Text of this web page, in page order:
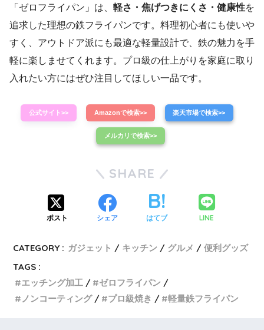
「ゼロフライパン」は、 軽さ・焦げつきにくさ・健康性を
追求した理想の鉄フライパンです。料理初心者にも使いや
すく、アウトドア派にも最適な軽量設計で、鉄の魅力を手
軽に楽しませてくれます。プロ級の仕上がりを家庭に取り
入れたい方にはぜひ注目してほしい一品です。
公式サイト>> Amazonで検索>> 楽天市場で検索>>
メルカリで検索>>
SHARE
ポスト シェア はてブ LINE
CATEGORY : ガジェット キッチン グルメ
便利グッズ
TAGS :
エッチング加工
ゼロフライパン
ノンコーティング
プロ級焼き 軽量鉄フライパン